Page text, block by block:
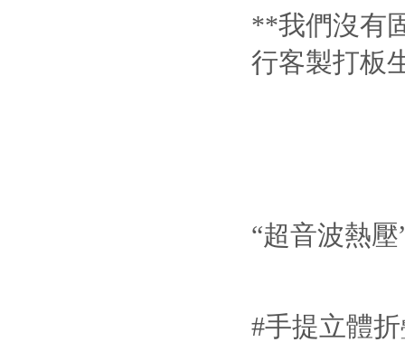
**我們沒有
行客製打板
“超音波熱
#手提立體